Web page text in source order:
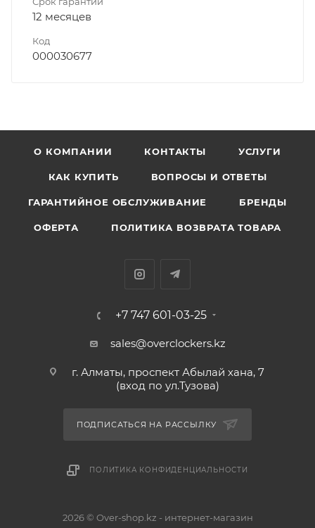
12 месяцев
Код
000030677
О КОМПАНИИ КОНТАКТЫ УСЛУГИ
КАК КУПИТЬ ВОПРОСЫ И ОТВЕТЫ
ГАРАНТИЙНОЕ ОБСЛУЖИВАНИЕ БРЕНДЫ
ОФЕРТА ПОЛИТИКА ВОЗВРАТА ТОВАРА
+7 747 601-03-25
sales@overclockers.kz
г. Алматы, проспект Абылай хана, 7
(вход по ул.Тузова)
ПОДПИСАТЬСЯ НА РАССЫЛКУ
ПОЛИТИКА КОНФИДЕНЦИАЛЬНОСТИ
2026 © Over-shop.kz - интернет-магазин